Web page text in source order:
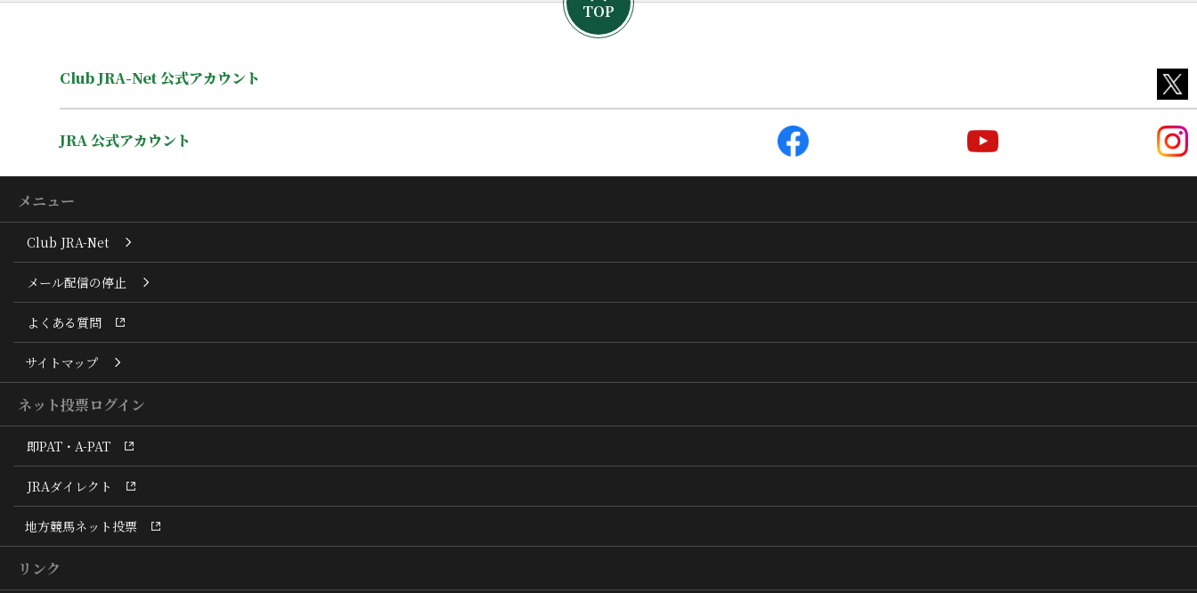
TOP
Club JRA-Net 公式アカウント
JRA 公式アカウント
メニュー
Club JRA-Net
メール配信の停止
よくある質問
サイトマップ
ネット投票ログイン
即PAT・A-PAT
JRAダイレクト
地方競馬ネット投票
リンク